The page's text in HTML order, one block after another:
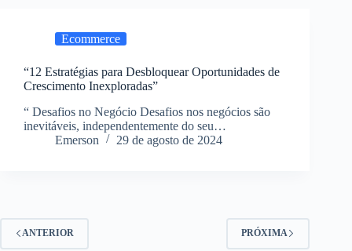
Ecommerce
“12 Estratégias para Desbloquear Oportunidades de
Crescimento Inexploradas”
“ Desafios no Negócio Desafios nos negócios são
inevitáveis, independentemente do seu…
Emerson
29 de agosto de 2024
ANTERIOR PRÓXIMA